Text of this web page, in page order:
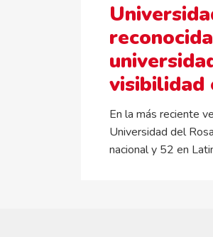
visibilidad
En la más reciente
Universidad del
nacional y 52 en